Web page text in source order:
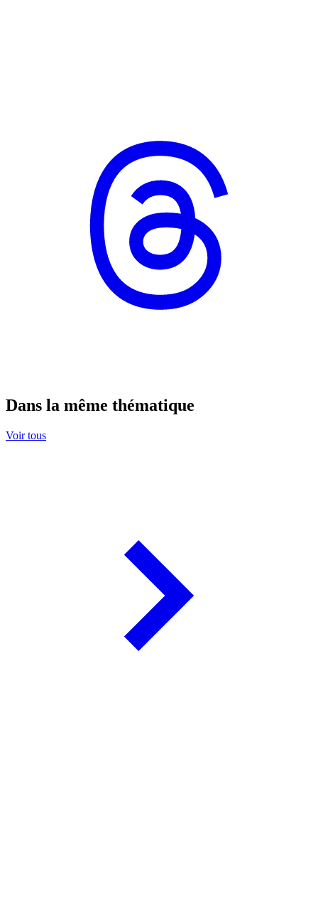
Dans la même thématique
Voir tous